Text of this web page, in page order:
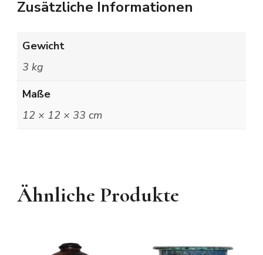
Zusätzliche Informationen
Gewicht
3 kg
Maße
12 × 12 × 33 cm
Ähnliche Produkte